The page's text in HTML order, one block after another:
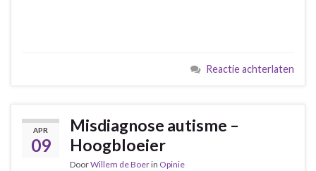
Reactie achterlaten
APR
09
Misdiagnose autisme –
Hoogbloeier
DoorWillem de Boerin Opinie